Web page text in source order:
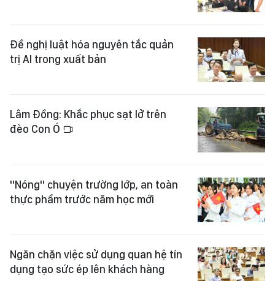
Đề nghị luật hóa nguyên tắc quản
trị AI trong xuất bản
Lâm Đồng: Khắc phục sạt lở trên
đèo Con Ó
"Nóng" chuyện trường lớp, an toàn
thực phẩm trước năm học mới
Ngăn chặn việc sử dụng quan hệ tín
dụng tạo sức ép lên khách hàng